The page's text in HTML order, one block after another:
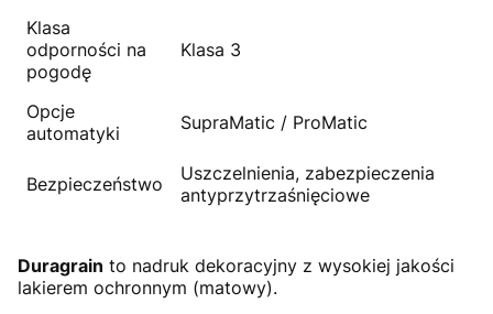
Klasa
odporności na
pogodę
Klasa 3
Opcje
automatyki
SupraMatic / ProMatic
Bezpieczeństwo
Uszczelnienia, zabezpieczenia
antyprzytrzaśnięciowe
Duragrain to nadruk dekoracyjny z wysokiej jakości
lakierem ochronnym (matowy).